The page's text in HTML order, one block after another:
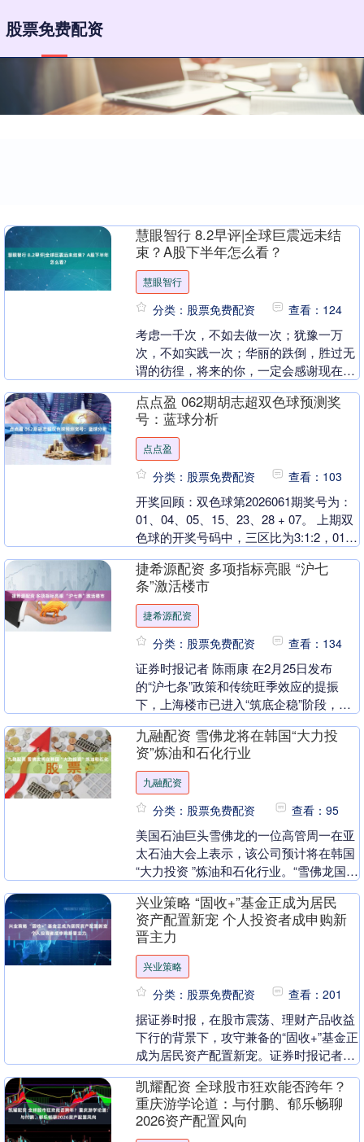
股票免费配资
慧眼智行 8.2早评|全球巨震远未结
束？A股下半年怎么看？
慧眼智行
分类：股票免费配资 查看：124
考虑一千次，不如去做一次；犹豫一万
次，不如实践一次；华丽的跌倒，胜过无
谓的彷徨，将来的你，一定会感谢现在奋
虫吃，早上好啊兄....
点点盈 062期胡志超双色球预测奖
号：蓝球分析
点点盈
分类：股票免费配资 查看：103
开奖回顾：双色球第2026061期奖号为：
01、04、05、15、23、28 + 07。 上期双
色球的开奖号码中，三区比为3:1:2，012
捷希源配资 多项指标亮眼 “沪七
条”激活楼市
捷希源配资
分类：股票免费配资 查看：134
证券时报记者 陈雨康 在2月25日发布
的“沪七条”政策和传统旺季效应的提振
下，上海楼市已进入“筑底企稳”阶段，并
上海二手....
九融配资 雪佛龙将在韩国“大力投
资”炼油和石化行业
九融配资
分类：股票免费配资 查看：95
美国石油巨头雪佛龙的一位高管周一在亚
太石油大会上表示，该公司预计将在韩国
“大力投资 ”炼油和石化行业。“雪佛龙国际
兴业策略 “固收+”基金正成为居民
资产配置新宠 个人投资者成申购新
晋主力
兴业策略
分类：股票免费配资 查看：201
据证券时报，在股市震荡、理财产品收益
下行的背景下，攻守兼备的“固收+”基金正
成为居民资产配置新宠。证券时报记者从
+”基金的势....
凯耀配资 全球股市狂欢能否跨年？
重庆游学论道：与付鹏、郁乐畅聊
2026资产配置风向